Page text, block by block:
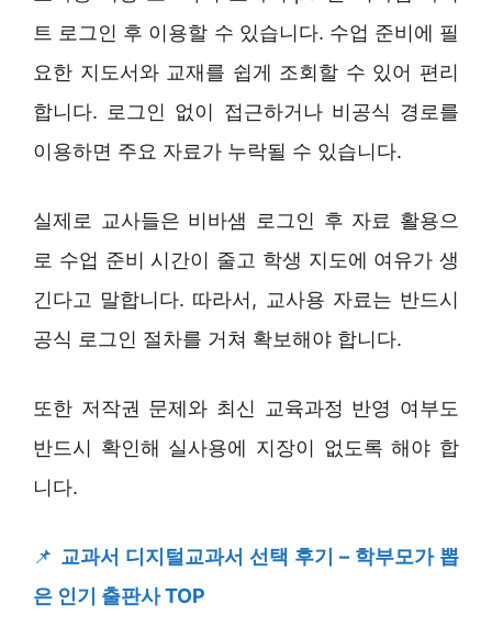
트 로그인 후 이용할 수 있습니다. 수업 준비에 필
요한 지도서와 교재를 쉽게 조회할 수 있어 편리
합니다. 로그인 없이 접근하거나 비공식 경로를
이용하면 주요 자료가 누락될 수 있습니다.
실제로 교사들은 비바샘 로그인 후 자료 활용으
로 수업 준비 시간이 줄고 학생 지도에 여유가 생
긴다고 말합니다. 따라서, 교사용 자료는 반드시
공식 로그인 절차를 거쳐 확보해야 합니다.
또한 저작권 문제와 최신 교육과정 반영 여부도
반드시 확인해 실사용에 지장이 없도록 해야 합
니다.
📌 교과서 디지털교과서 선택 후기 – 학부모가 뽑
은 인기 출판사 TOP